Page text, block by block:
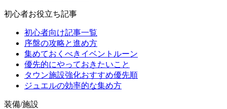
初心者お役立ち記事
初心者向け記事一覧
序盤の攻略と進め方
集めておくべきイベントルーン
優先的にやっておきたいこと
タウン施設強化おすすめ優先順
ジュエルの効率的な集め方
装備/施設